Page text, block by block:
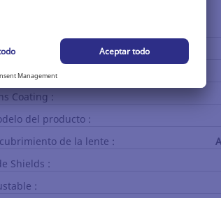
de la lente :
Material :
Coating :
del producto :
de la lente :
Shields :
: